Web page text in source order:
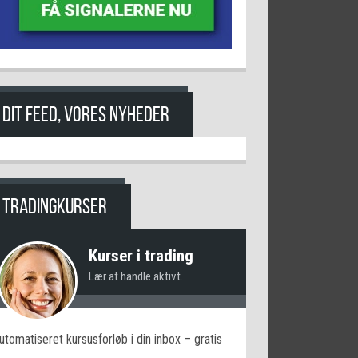
DIT FEED, VORES NYHEDER
TRADINGKURSER
Kurser i trading
Lær at handle aktivt.
kursusforløb i din inbox – gratis